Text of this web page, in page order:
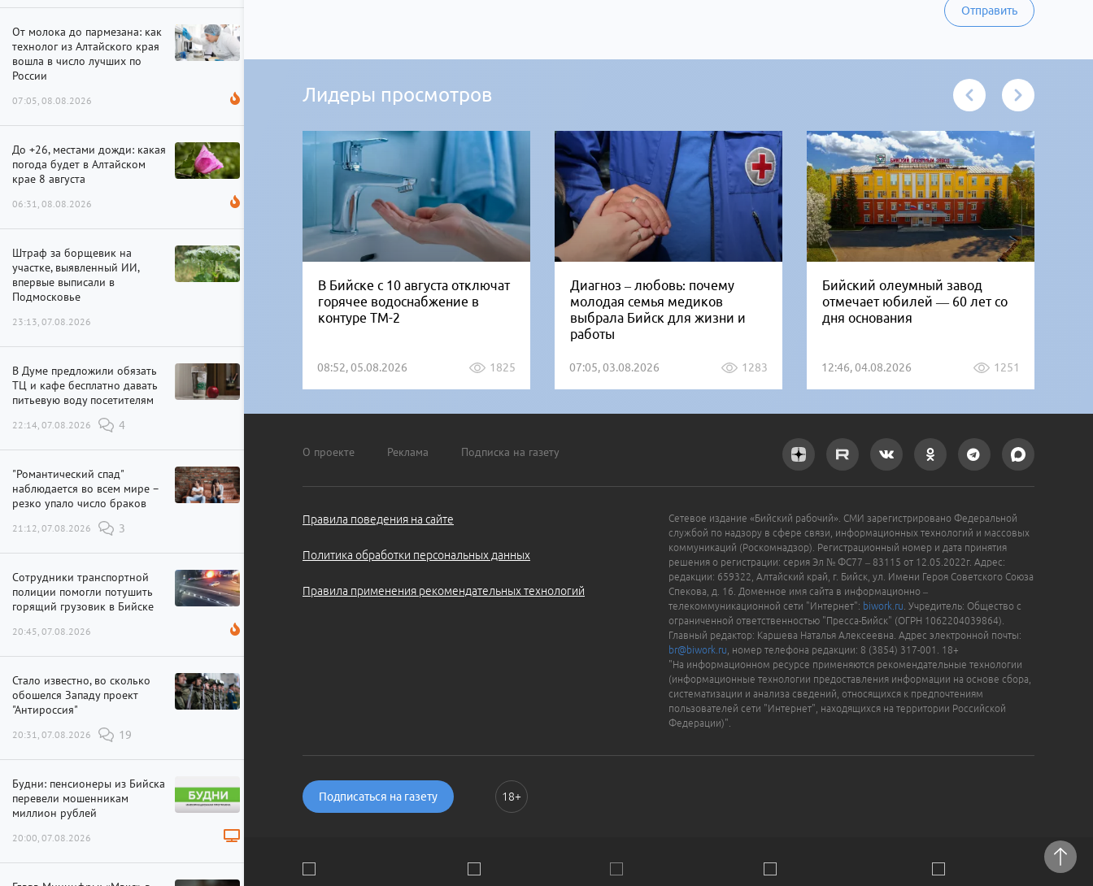
От молока до пармезана: как
технолог из Алтайского края
вошла в число лучших по
России
07:05, 08.08.2026
До +26, местами дожди: какая
погода будет в Алтайском
крае 8 августа
06:31, 08.08.2026
Штраф за борщевик на
участке, выявленный ИИ,
впервые выписали в
Подмосковье
23:13, 07.08.2026
В Думе предложили обязать
ТЦ и кафе бесплатно давать
питьевую воду посетителям
22:14, 07.08.2026 4
"Романтический спад"
наблюдается во всем мире –
резко упало число браков
21:12, 07.08.2026 3
Сотрудники транспортной
полиции помогли потушить
горящий грузовик в Бийске
20:45, 07.08.2026
Стало известно, во сколько
обошелся Западу проект
"Антироссия"
20:31, 07.08.2026 19
Будни: пенсионеры из Бийска
перевели мошенникам
миллион рублей
20:00, 07.08.2026
Отправить
Лидеры просмотров
В Бийске с 10 августа отключат
горячее водоснабжение в
контуре ТМ-2
08:52, 05.08.2026 1825
Диагноз – любовь: почему
молодая семья медиков
выбрала Бийск для жизни и
работы
07:05, 03.08.2026 1283
Бийский олеумный завод
отмечает юбилей — 60 лет со
дня основания
12:46, 04.08.2026 1251
О проекте Реклама Подписка на газету
Правила поведения на сайте
Политика обработки персональных данных
Правила применения рекомендательных технологий
Сетевое издание «Бийский рабочий». СМИ зарегистрировано Федеральной
службой по надзору в сфере связи, информационных технологий и массовых
коммуникаций (Роскомнадзор). Регистрационный номер и дата принятия
решения о регистрации: серия Эл № ФС77 – 83115 от 12.05.2022г. Адрес:
редакции: 659322, Алтайский край, г. Бийск, ул. Имени Героя Советского Союза
Спекова, д. 16. Доменное имя сайта в информационно –
телекоммуникационной сети "Интернет": biwork.ru . Учредитель: Общество с
ограниченной ответственностью "Пресса-Бийск" (ОГРН 1062204039864).
Главный редактор: Каршева Наталья Алексеевна. Адрес электронной почты:
br@biwork.ru , номер телефона редакции: 8 (3854) 317-001. 18+
"На информационном ресурсе применяются рекомендательные технологии
(информационные технологии предоставления информации на основе сбора,
систематизации и анализа сведений, относящихся к предпочтениям
пользователей сети "Интернет", находящихся на территории Российской
Федерации)".
Подписаться на газету 18+